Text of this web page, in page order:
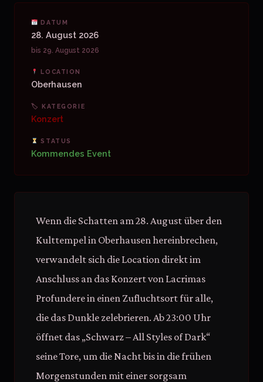
DATUM
28. August 2026
bis 29. August 2026
LOCATION
Oberhausen
🏷 KATEGORIE
Konzert
STATUS
Kommendes Event
Wenn die Schatten am 28. August über den
Kulttempel in Oberhausen hereinbrechen,
verwandelt sich die Location direkt im
Anschluss an das Konzert von Lacrimas
Profundere in einen Zufluchtsort für alle,
die das Dunkle zelebrieren. Ab 23:00 Uhr
öffnet das „Schwarz – All Styles of Dark“
seine Tore, um die Nacht bis in die frühen
Morgenstunden mit einer sorgsam